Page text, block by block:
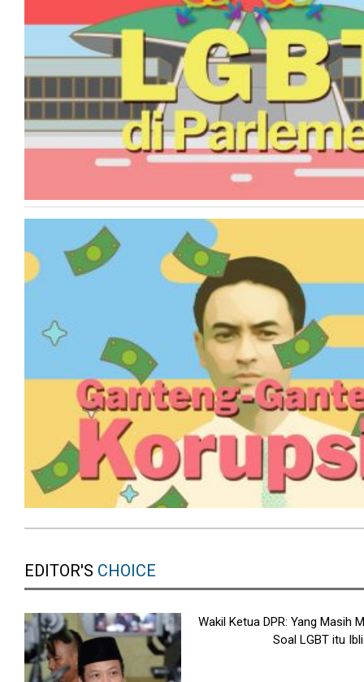
EDITOR'S CHOICE
Wakil Ketua DPR: Yang Masih
Soal LGBT itu